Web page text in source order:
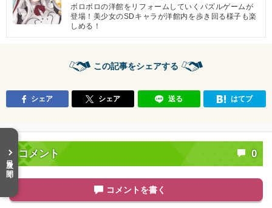
ボロボロの洋館をリフォームしていくパズルゲームが
登場！美少女のSDキャラが洋館内を歩き回る様子も楽
しめる！
この記事をシェアする
シェア シェア 送る はてブ
コメント 0
コメントを書く
目次を開く